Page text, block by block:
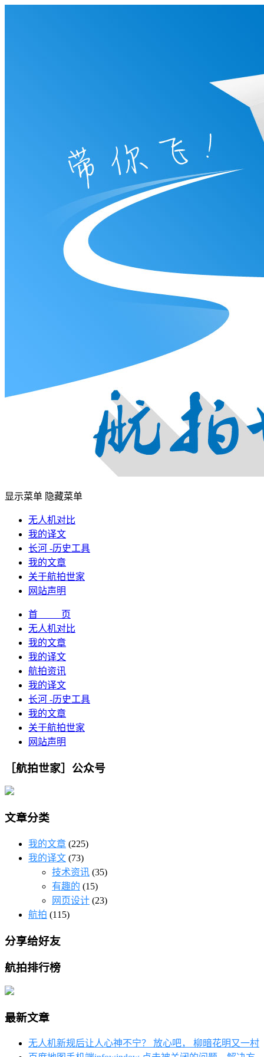
显示菜单 隐藏菜单
无人机对比
我的译文
长河 -历史工具
我的文章
关于航拍世家
网站声明
首 页
无人机对比
我的文章
我的译文
航拍资讯
我的译文
长河 -历史工具
我的文章
关于航拍世家
网站声明
［航拍世家］公众号
文章分类
我的文章 (225)
我的译文 (73)
技术资讯 (35)
有趣的 (15)
网页设计 (23)
航拍 (115)
分享给好友
航拍排行榜
最新文章
无人机新规后让人心神不宁？ 放心吧， 柳暗花明又一村